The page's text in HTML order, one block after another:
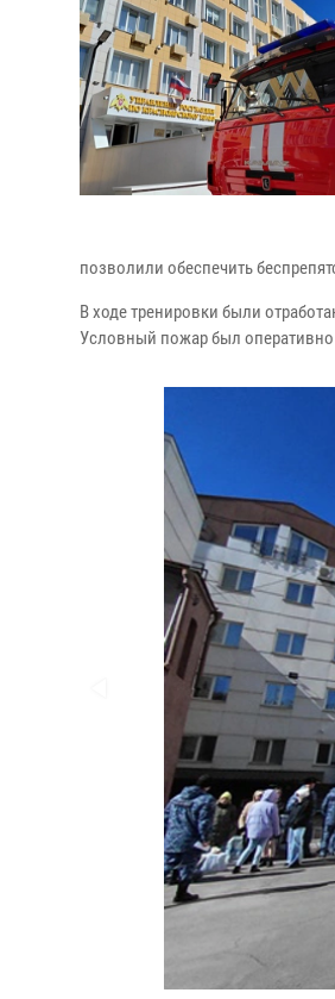
позволили обеспечить
В ходе тренировки были
Условный пожар был